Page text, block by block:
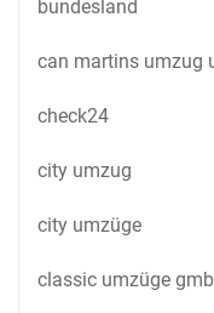
bundesland
can martins umzug
check24
city umzug
city umzüge
classic umzüge